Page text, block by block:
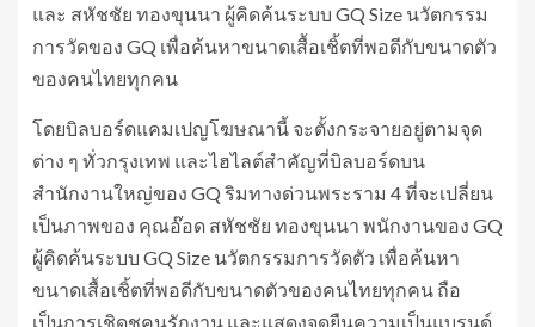
และ สหัชชัย ทองขุนนา ผู้คิดค้นระบบ GQ Size นวัตกรรม
การวัดของ GQ เพื่อค้นหาขนาดเสื้อเชิ้ตที่พอดีกับขนาดตัว
ของคนไทยทุกคน
โดยบิลบอร์ดแคมเปญโฆษณานี้ จะตั้งกระจายอยู่ตามจุด
ต่าง ๆ ทั่วกรุงเทพ และไฮไลต์สำคัญที่บิลบอร์ดบน
สำนักงานใหญ่ของ GQ ริมทางด่วนพระราม 4 ที่จะเปลี่ยน
เป็นภาพของ คุณอ๊อด สหัชชัย ทองขุนนา พนักงานของ GQ
ผู้คิดค้นระบบ GQ Size นวัตกรรมการวัดตัว เพื่อค้นหา
ขนาดเสื้อเชิ้ตที่พอดีกับขนาดตัวของคนไทยทุกคน ถือ
เป็นการเชิดชูคนรักงาน และแสดงจุดยืนความเป็นแบรนด์